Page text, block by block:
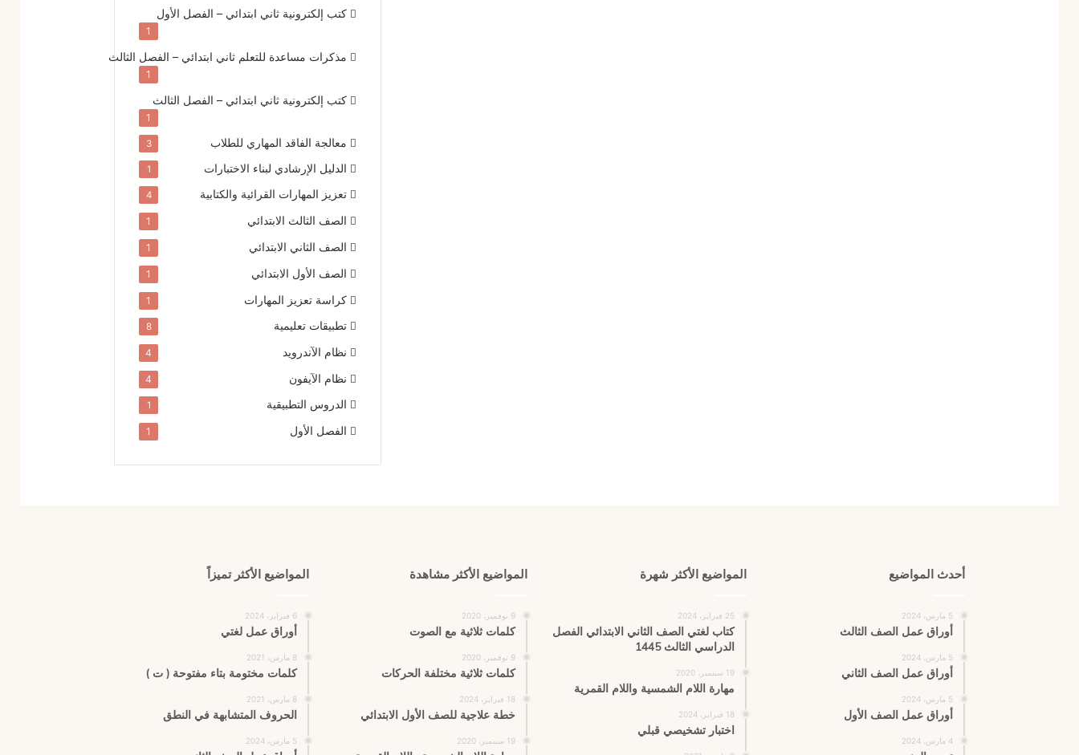
كتب إلكترونية ثاني ابتدائي – الفصل الأول
1
مذكرات مساعدة للتعلم ثاني ابتدائي – الفصل الثالث
1
كتب إلكترونية ثاني ابتدائي – الفصل الثالث
1
معالجة الفاقد المهاري للطلاب 3
الدليل الإرشادي لبناء الاختبارات 1
تعزيز المهارات القرائية والكتابية 4
الصف الثالث الابتدائي 1
الصف الثاني الابتدائي 1
الصف الأول الابتدائي 1
كراسة تعزيز المهارات 1
تطبيقات تعليمية 8
نظام الآندرويد 4
نظام الآيفون 4
الدروس التطبيقية 1
الفصل الأول 1
أحدث المواضيع
5 مارس، 2024
أوراق عمل الصف الثالث
5 مارس، 2024
أوراق عمل الصف الثاني
5 مارس، 2024
أوراق عمل الصف الأول
4 مارس، 2024
المواضيع الأكثر شهرة
25 فبراير، 2024
كتاب لغتي الصف الثاني الابتدائي الفصل
الدراسي الثالث 1445
19 سبتمبر، 2020
مهارة اللام الشمسية واللام القمرية
18 فبراير، 2024
اختبار تشخيصي قبلي
المواضيع الأكثر مشاهدة
9 نوفمبر، 2020
كلمات ثلاثية مع الصوت
9 نوفمبر، 2020
كلمات ثلاثية مختلفة الحركات
18 فبراير، 2024
خطة علاجية للصف الأول الابتدائي
19 سبتمبر، 2020
المواضيع الأكثر تميزاً
6 فبراير، 2024
أوراق عمل لغتي
8 مارس، 2021
كلمات مختومة بتاء مفتوحة ( ت )
8 مارس، 2021
الحروف المتشابهة في النطق
5 مارس، 2024